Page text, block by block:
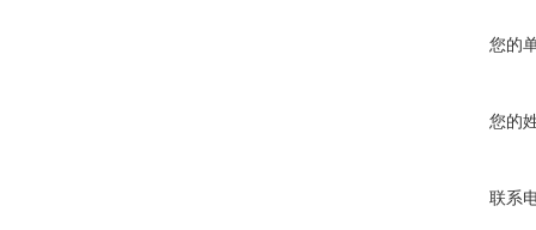
您的
您的
联系